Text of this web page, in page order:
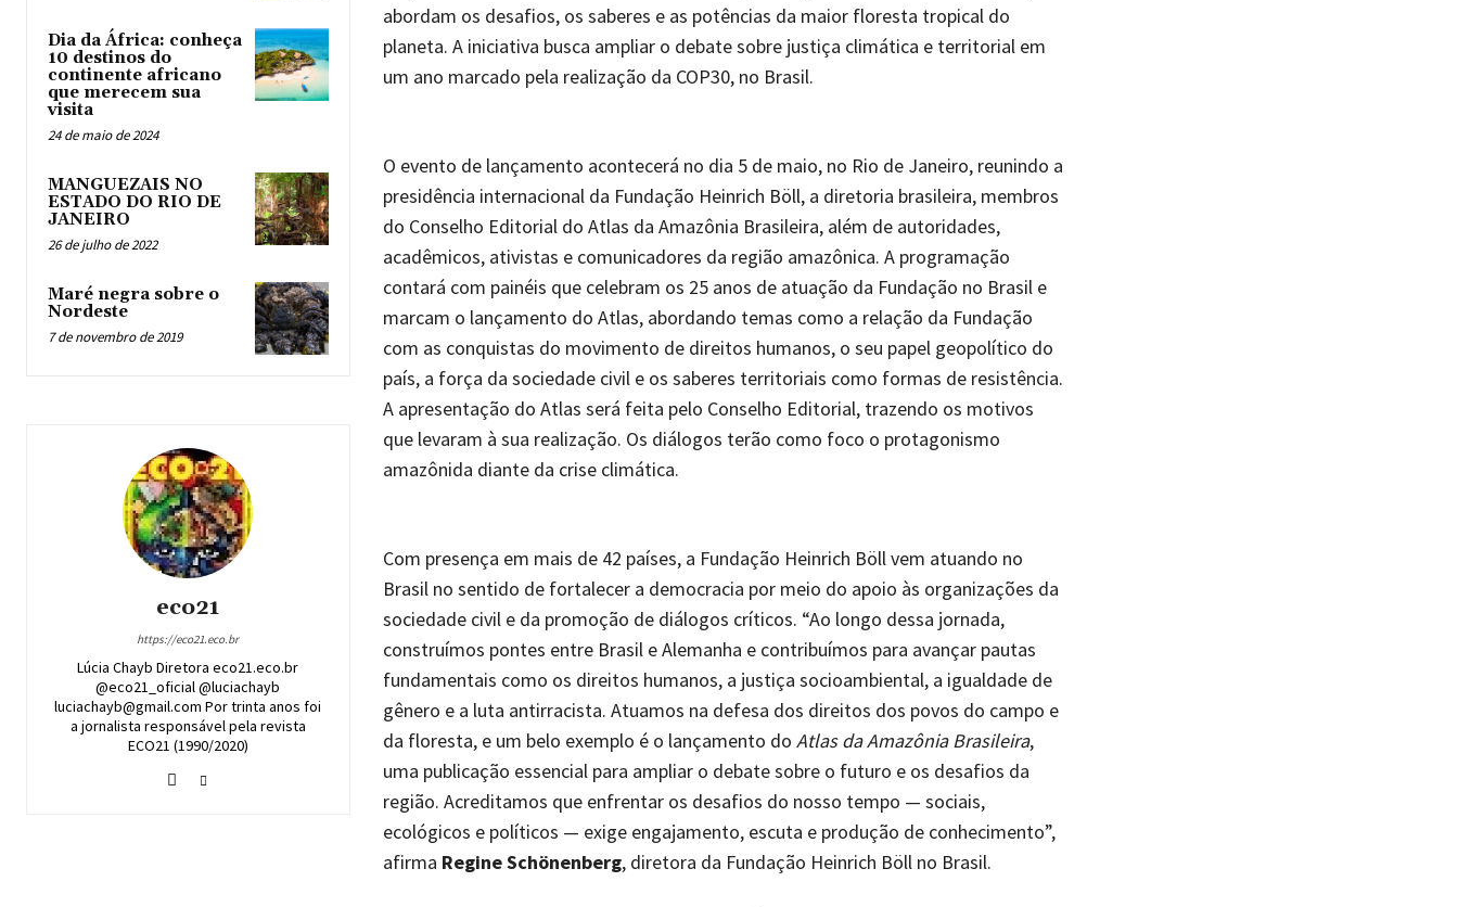
Dia da África: conheça
10 destinos do
continente africano
que merecem sua
visita
24 de maio de 2024
MANGUEZAIS NO
ESTADO DO RIO DE
JANEIRO
26 de julho de 2022
Maré negra sobre o
Nordeste
7 de novembro de 2019
eco21
https://eco21.eco.br
Lúcia Chayb Diretora eco21.eco.br
@eco21_oficial @luciachayb
luciachayb@gmail.com Por trinta anos foi
a jornalista responsável pela revista
ECO21 (1990/2020)
abordam os desafios, os saberes e as potências da maior floresta tropical do
planeta. A iniciativa busca ampliar o debate sobre justiça climática e territorial em
um ano marcado pela realização da COP30, no Brasil.
O evento de lançamento acontecerá no dia 5 de maio, no Rio de Janeiro, reunindo a
presidência internacional da Fundação Heinrich Böll, a diretoria brasileira, membros
do Conselho Editorial do Atlas da Amazônia Brasileira, além de autoridades,
acadêmicos, ativistas e comunicadores da região amazônica. A programação
contará com painéis que celebram os 25 anos de atuação da Fundação no Brasil e
marcam o lançamento do Atlas, abordando temas como a relação da Fundação
com as conquistas do movimento de direitos humanos, o seu papel geopolítico do
país, a força da sociedade civil e os saberes territoriais como formas de resistência.
A apresentação do Atlas será feita pelo Conselho Editorial, trazendo os motivos
que levaram à sua realização. Os diálogos terão como foco o protagonismo
amazônida diante da crise climática.
Com presença em mais de 42 países, a Fundação Heinrich Böll vem atuando no
Brasil no sentido de fortalecer a democracia por meio do apoio às organizações da
sociedade civil e da promoção de diálogos críticos. “Ao longo dessa jornada,
construímos pontes entre Brasil e Alemanha e contribuímos para avançar pautas
fundamentais como os direitos humanos, a justiça socioambiental, a igualdade de
gênero e a luta antirracista. Atuamos na defesa dos direitos dos povos do campo e
da floresta, e um belo exemplo é o lançamento do Atlas da Amazônia Brasileira,
uma publicação essencial para ampliar o debate sobre o futuro e os desafios da
região. Acreditamos que enfrentar os desafios do nosso tempo — sociais,
ecológicos e políticos — exige engajamento, escuta e produção de conhecimento”,
afirma Regine Schönenberg, diretora da Fundação Heinrich Böll no Brasil.